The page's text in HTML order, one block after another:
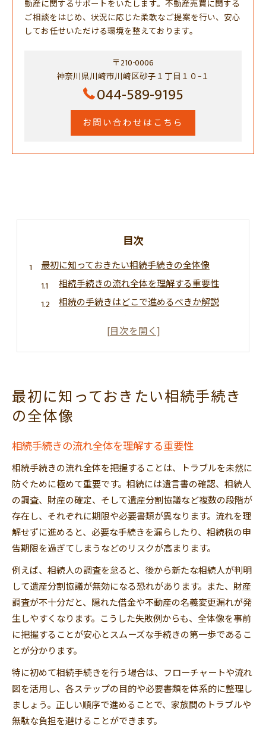
動産に関するサポートをいたします。不動産売買に関する
ご相談をはじめ、状況に応じた柔軟なご提案を行い、安心
してお任せいただける環境を整えております。
〒210-0006
神奈川県川崎市川崎区砂子１丁目１０−１
044-589-9195
お問い合わせはこちら
目次
最初に知っておきたい相続手続きの全体像
相続手続きの流れ全体を理解する重要性
相続の手続きはどこで進めるべきか解説
相続流れ図で手続きの順番を確認しよう
遺言書有無の確認が相続手続きの第一歩
相続放棄の流れと選択時の注意点を解説
相続手続き流れで見落としやすい注意事項
遺言執行の流れと相続人間トラブル対策
相続を進めるうえで必要書類を集めるポイント
相続手続き必要書類の種類と集め方のコツ
戸籍謄本や住民票など相続書類の準備手順
相続に必要な書類集めを効率化する方法
遺産相続手続きの流れと書類漏れ防止策
相続手続きフローチャートで順番を把握しよう
相続手続きフローチャートで流れを可視化
相続手続き順番を守ることでトラブル回避
遺産相続流れを図で整理するメリット
相続の流れ図を使った実践的な進め方
重要な相続手続きの流れを段階別に解説
遺産分割協議を円滑に進める実践アドバイス
遺産分割協議の流れと相続人の合意形成
最初に知っておきたい相続手続き
の全体像
相続手続きの流れ全体を理解する重要性
相続手続きの流れ全体を把握することは、トラブルを未然に
防ぐために極めて重要です。相続には遺言書の確認、相続人
の調査、財産の確定、そして遺産分割協議など複数の段階が
存在し、それぞれに期限や必要書類が異なります。流れを理
解せずに進めると、必要な手続きを漏らしたり、相続税の申
告期限を過ぎてしまうなどのリスクが高まります。
例えば、相続人の調査を怠ると、後から新たな相続人が判明
して遺産分割協議が無効になる恐れがあります。また、財産
調査が不十分だと、隠れた借金や不動産の名義変更漏れが発
生しやすくなります。こうした失敗例からも、全体像を事前
に把握することが安心とスムーズな手続きの第一歩であるこ
とが分かります。
特に初めて相続手続きを行う場合は、フローチャートや流れ
図を活用し、各ステップの目的や必要書類を体系的に整理し
ましょう。正しい順序で進めることで、家族間のトラブルや
無駄な負担を避けることができます。